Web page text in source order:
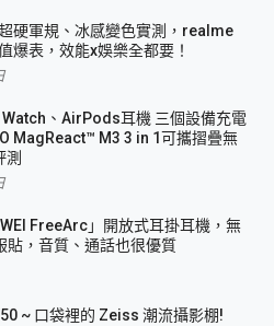
硬軍規、冰感變色實測，realme
爆表，效能x娛樂全都要！
、AirPods耳機 三個設備充電
MagReact™ M3 3 in 1可攜摺疊無
測
FreeArc」開放式耳掛耳機，無
貼，音質、通話也很優質
~ 口袋裡的 Zeiss 潮流攝影棚!